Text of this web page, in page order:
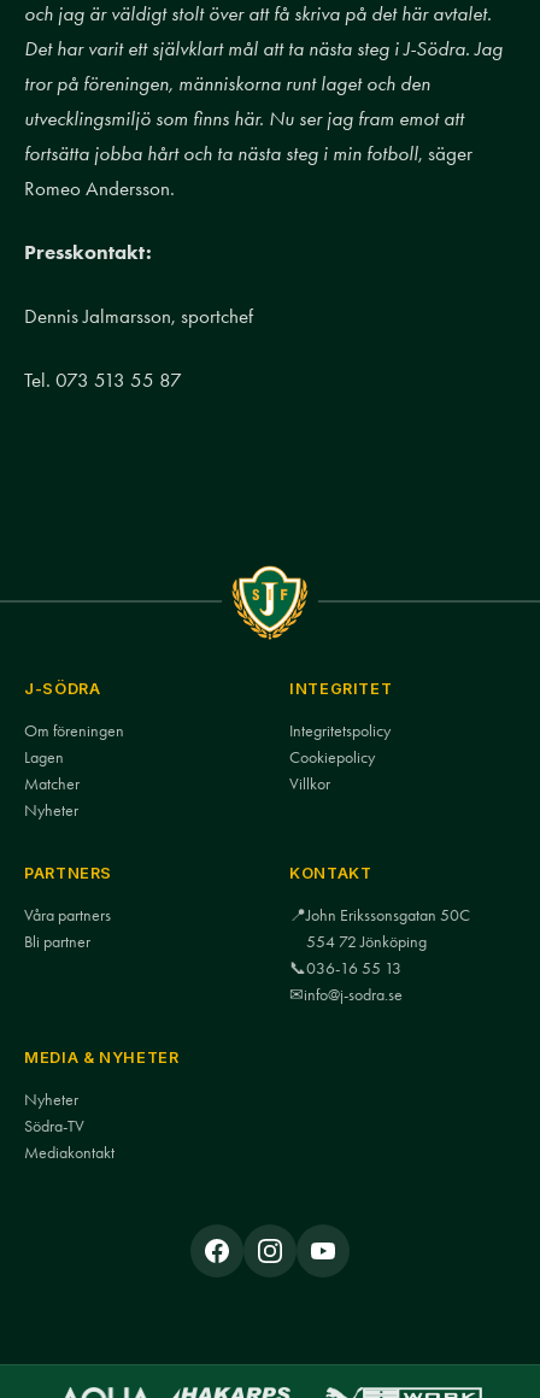
och jag är väldigt stolt över att få skriva på det här avtalet.
Det har varit ett självklart mål att ta nästa steg i J-Södra. Jag
tror på föreningen, människorna runt laget och den
utvecklingsmiljö som finns här. Nu ser jag fram emot att
fortsätta jobba hårt och ta nästa steg i min fotboll, säger
Romeo Andersson.
Presskontakt:
Dennis Jalmarsson, sportchef
Tel. 073 513 55 87
J-SÖDRA
Om föreningen
Lagen
Matcher
Nyheter
INTEGRITET
Integritetspolicy
Cookiepolicy
Villkor
PARTNERS
Våra partners
Bli partner
KONTAKT
📍John Erikssonsgatan 50C
554 72 Jönköping
📞036-16 55 13
✉info@j-sodra.se
MEDIA & NYHETER
Nyheter
Södra-TV
Mediakontakt